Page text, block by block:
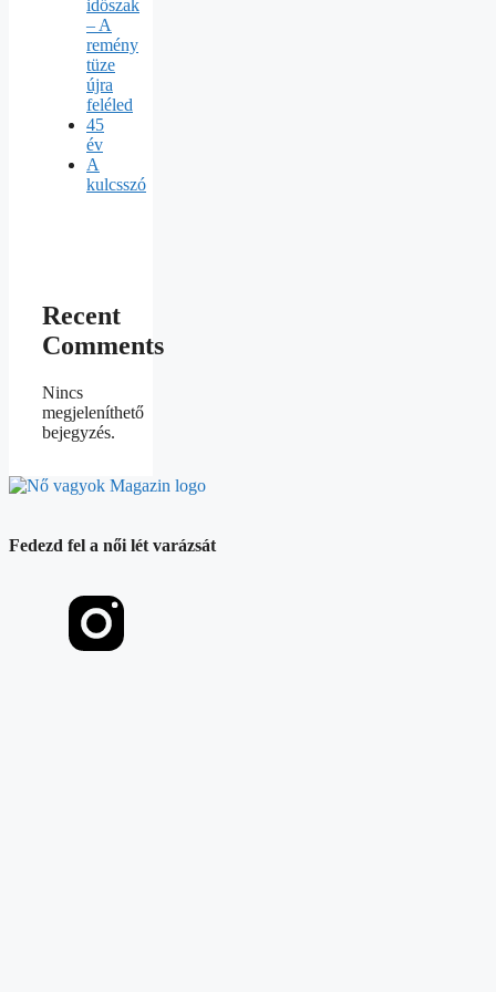
időszak
– A
remény
tüze
újra
feléled
45
év
A
kulcsszó
Recent
Comments
Nincs
megjeleníthető
bejegyzés.
Fedezd fel a női lét varázsát